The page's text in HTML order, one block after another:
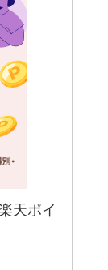
天ポイ